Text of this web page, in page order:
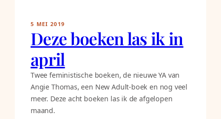
5 MEI 2019
Deze boeken las ik in
april
Twee feministische boeken, de nieuwe YA van
Angie Thomas, een New Adult-boek en nog veel
meer. Deze acht boeken las ik de afgelopen
maand.